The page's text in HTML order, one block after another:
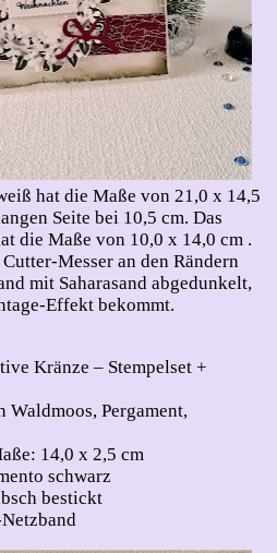
hat die Maße von 21,0 x 14,5
Seite bei 10,5 cm. Das
die Maße von 10,0 x 14,0 cm .
Messer an den Rändern
mit Saharasand abgedunkelt,
Effekt bekommt.
Kränze – Stempelset +
Waldmoos, Pergament,
14,0 x 2,5 cm
schwarz
bestickt